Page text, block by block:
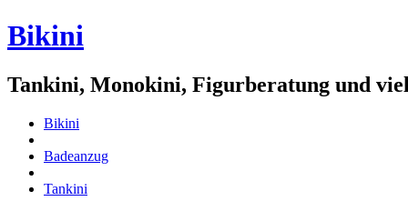
Bikini
Tankini, Monokini, Figurberatung und
Bikini
Badeanzug
Tankini